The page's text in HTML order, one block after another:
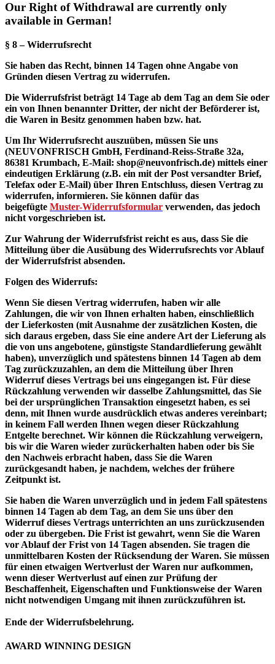
Our Right of Withdrawal are currently only
available in German!
§ 8 – Widerrufsrecht
Sie haben das Recht, binnen 14 Tagen ohne Angabe von
Gründen diesen Vertrag zu widerrufen.
Die Widerrufsfrist beträgt 14 Tage ab dem Tag an dem Sie oder
ein von Ihnen benannter Dritter, der nicht der Beförderer ist,
die Waren in Besitz genommen haben bzw. hat.
Um Ihr Widerrufsrecht auszuüben, müssen Sie uns
(NEUVONFRISCH GmbH, Ferdinand-Reiss-Straße 32a,
86381 Krumbach, E-Mail: shop@neuvonfrisch.de) mittels einer
eindeutigen Erklärung (z.B. ein mit der Post versandter Brief,
Telefax oder E-Mail) über Ihren Entschluss, diesen Vertrag zu
widerrufen, informieren. Sie können dafür das
beigefügte Muster-Widerrufsformular verwenden, das jedoch
nicht vorgeschrieben ist.
Zur Wahrung der Widerrufsfrist reicht es aus, dass Sie die
Mitteilung über die Ausübung des Widerrufsrechts vor Ablauf
der Widerrufsfrist absenden.
Folgen des Widerrufs:
Wenn Sie diesen Vertrag widerrufen, haben wir alle
Zahlungen, die wir von Ihnen erhalten haben, einschließlich
der Lieferkosten (mit Ausnahme der zusätzlichen Kosten, die
sich daraus ergeben, dass Sie eine andere Art der Lieferung als
die von uns angebotene, günstigste Standardlieferung gewählt
haben), unverzüglich und spätestens binnen 14 Tagen ab dem
Tag zurückzuzahlen, an dem die Mitteilung über Ihren
Widerruf dieses Vertrags bei uns eingegangen ist. Für diese
Rückzahlung verwenden wir dasselbe Zahlungsmittel, das Sie
bei der ursprünglichen Transaktion eingesetzt haben, es sei
denn, mit Ihnen wurde ausdrücklich etwas anderes vereinbart;
in keinem Fall werden Ihnen wegen dieser Rückzahlung
Entgelte berechnet. Wir können die Rückzahlung verweigern,
bis wir die Waren wieder zurückerhalten haben oder bis Sie
den Nachweis erbracht haben, dass Sie die Waren
zurückgesandt haben, je nachdem, welches der frühere
Zeitpunkt ist.
Sie haben die Waren unverzüglich und in jedem Fall spätestens
binnen 14 Tagen ab dem Tag, an dem Sie uns über den
Widerruf dieses Vertrags unterrichten an uns zurückzusenden
oder zu übergeben. Die Frist ist gewahrt, wenn Sie die Waren
vor Ablauf der Frist von 14 Tagen absenden. Sie tragen die
unmittelbaren Kosten der Rücksendung der Waren. Sie müssen
für einen etwaigen Wertverlust der Waren nur aufkommen,
wenn dieser Wertverlust auf einen zur Prüfung der
Beschaffenheit, Eigenschaften und Funktionsweise der Waren
nicht notwendigen Umgang mit ihnen zurückzuführen ist.
Ende der Widerrufsbelehrung.
AWARD WINNING DESIGN